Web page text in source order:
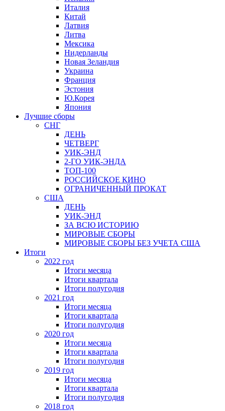
Италия
Китай
Латвия
Литва
Мексика
Нидерланды
Новая Зеландия
Украина
Франция
Эстония
Ю.Корея
Япония
Лучшие сборы
СНГ
ДЕНЬ
ЧЕТВЕРГ
УИК-ЭНД
2-ГО УИК-ЭНДА
ТОП-100
РОССИЙСКОЕ КИНО
ОГРАНИЧЕННЫЙ ПРОКАТ
США
ДЕНЬ
УИК-ЭНД
ЗА ВСЮ ИСТОРИЮ
МИРОВЫЕ СБОРЫ
МИРОВЫЕ СБОРЫ БЕЗ УЧЕТА США
Итоги
2022 год
Итоги месяца
Итоги квартала
Итоги полугодия
2021 год
Итоги месяца
Итоги квартала
Итоги полугодия
2020 год
Итоги месяца
Итоги квартала
Итоги полугодия
2019 год
Итоги месяца
Итоги квартала
Итоги полугодия
2018 год